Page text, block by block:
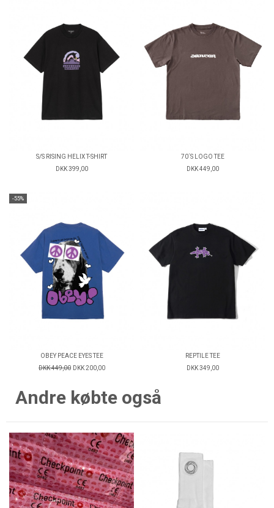
S/S RISING HELIX T-SHIRT
DKK 399,00
70´S LOGO TEE
DKK 449,00
-55%
OBEY PEACE EYES TEE
DKK 449,00 DKK 200,00
REPTILE TEE
DKK 349,00
Andre købte også